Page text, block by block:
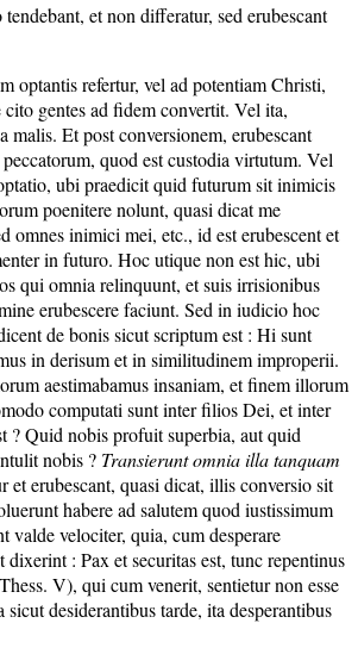
et non differatur, sed erubescant
optantis refertur, vel ad potentiam Christi,
gentes ad fidem convertit. Vel ita,
malis. Et post conversionem, erubescant
quod est custodia virtutum. Vel
ubi praedicit quid futurum sit inimicis
poenitere nolunt, quasi dicat me
omnes inimici mei, etc., id est erubescent et
in futuro. Hoc utique non est hic, ubi
qui omnia relinquunt, et suis irrisionibus
erubescere faciunt. Sed in iudicio hoc
de bonis sicut scriptum est : Hi sunt
in derisum et in similitudinem improperii.
aestimabamus insaniam, et finem illorum
computati sunt inter filios Dei, et inter
? Quid nobis profuit superbia, aut quid
nobis ? Transierunt omnia illa tanquam
et erubescant, quasi dicat, illis conversio sit
habere ad salutem quod iustissimum
valde velociter, quia, cum desperare
: Pax et securitas est, tunc repentinus
V), qui cum venerit, sentietur non esse
desiderantibus tarde, ita desperantibus